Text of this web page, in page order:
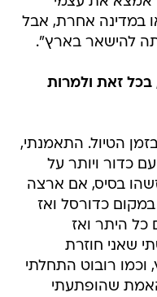
במדינה אחרת, אבל
להישאר בארץ".
זאת ולמרות
הטיול. התאמנתי,
כדור ויותר על
בסיס, אם ארצה
כדורסל ואז
כל היתר ואז
שאני חוזרת
רובוט התחלתי
שהופתעתי